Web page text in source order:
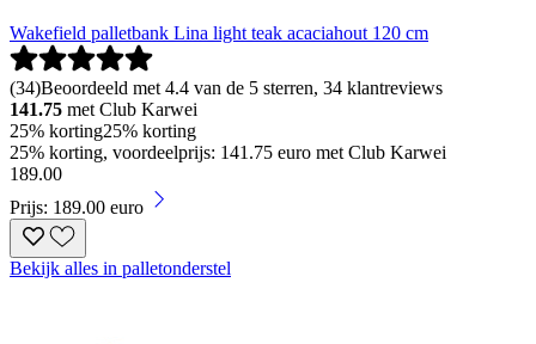
Wakefield palletbank Lina light teak acaciahout 120 cm
(34)Beoordeeld met 4.4 van de 5 sterren, 34 klantreviews
141.75 met Club Karwei
25% korting25% korting
25% korting, voordeelprijs: 141.75 euro met Club Karwei
189.00
Prijs: 189.00 euro
Bekijk alles in palletonderstel